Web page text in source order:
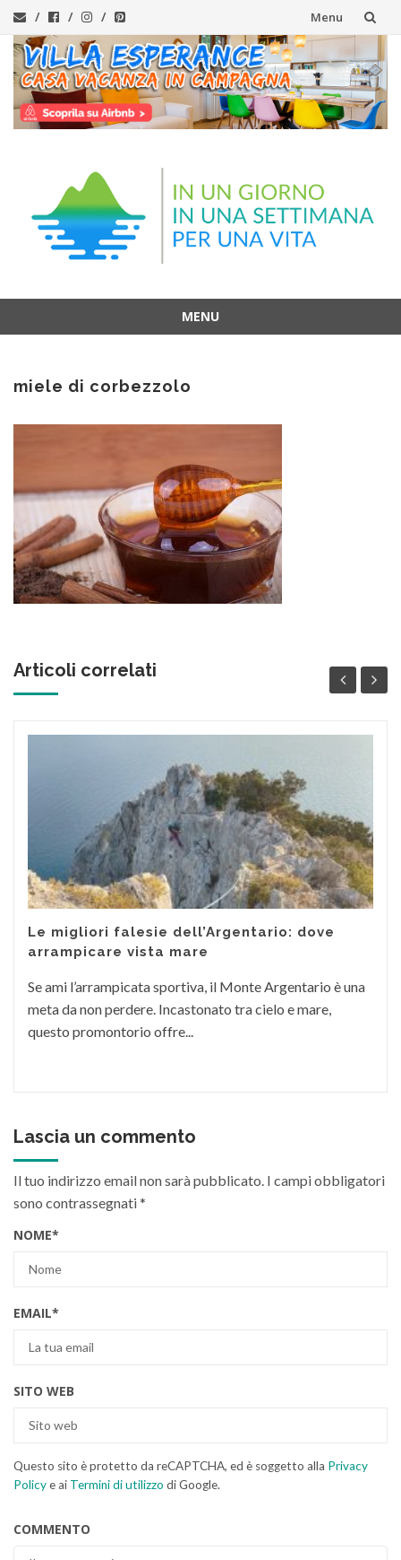
Menu
Vai
al
contenuto
MENU
contenuto
miele di corbezzolo
Articoli correlati
Le migliori falesie dell’Argentario: dove
arrampicare vista mare
Se ami l’arrampicata sportiva, il Monte Argentario è una
meta da non perdere. Incastonato tra cielo e mare,
questo promontorio offre...
Lascia un commento
Il tuo indirizzo email non sarà pubblicato. I campi obbligatori
sono contrassegnati*
NOME*
EMAIL*
SITO WEB
Questo sito è protetto da reCAPTCHA, ed è soggetto alla Privacy
Policye ai Termini di utilizzo di Google.
COMMENTO